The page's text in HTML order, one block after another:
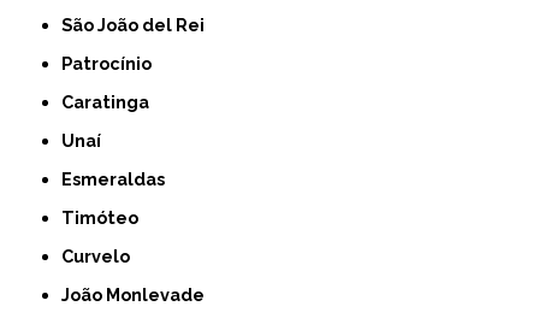
São João del Rei
Patrocínio
Caratinga
Unaí
Esmeraldas
Timóteo
Curvelo
João Monlevade